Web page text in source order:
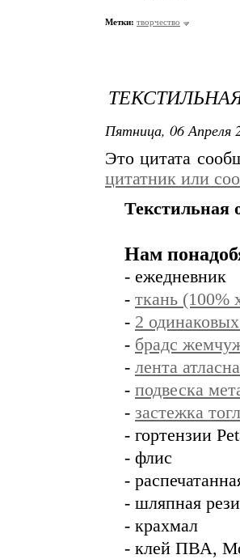
Метки: творчество
Пятница, 06 Апреля
Это цитата
цитатник или
Текстильная
Нам
- ежедневник
- ткань (100%
- 2
- брадс
- лента
- подвеска
- застежка тогл
- гортензии
- флис
-
- шляпная
- крахмал
- клей ПВА,